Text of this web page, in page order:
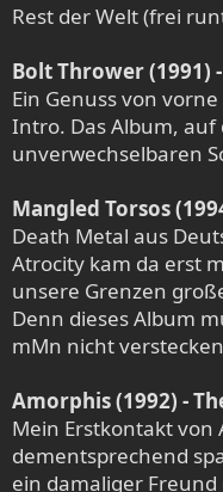
Rest der Welt (frei
Bolt Thrower (1991)
Ein Genuss von
Intro. Das Album, auf
unverwechselbaren
Mangled Torsos
Death Metal aus
Atrocity kam da erst
unsere Grenzen
Denn dieses Album
mMn nicht
Amorphis (1992) -
Mein Erstkontakt von
dementsprechend
ein damaliger